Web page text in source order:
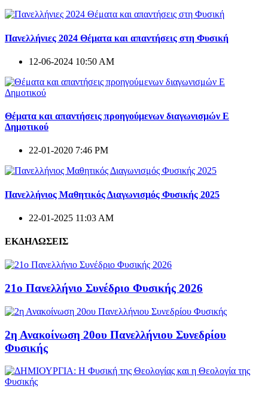
Πανελλήνιες 2024 Θέματα και απαντήσεις στη Φυσική
12-06-2024 10:50 AM
Θέματα και απαντήσεις προηγούμενων διαγωνισμών E
Δημοτικού
22-01-2020 7:46 PM
Πανελλήνιος Μαθητικός Διαγωνισμός Φυσικής 2025
22-01-2025 11:03 AM
ΕΚΔΗΛΩΣΕΙΣ
21ο Πανελλήνιο Συνέδριο Φυσικής 2026
2η Ανακοίνωση 20ου Πανελλήνιου Συνεδρίου
Φυσικής